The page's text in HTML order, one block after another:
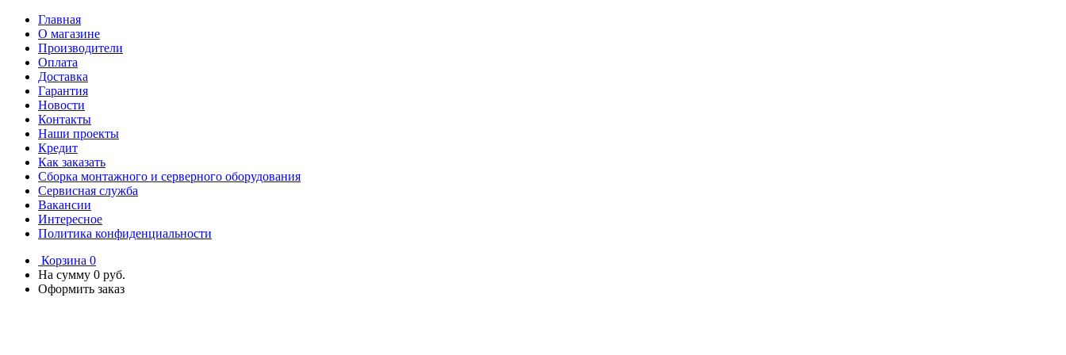
Главная
О магазине
Производители
Оплата
Доставка
Гарантия
Новости
Контакты
Наши проекты
Кредит
Как заказать
Сборка монтажного и серверного оборудования
Сервисная служба
Вакансии
Интересное
Политика конфиденциальности
Корзина 0
На сумму 0 руб.
Оформить заказ